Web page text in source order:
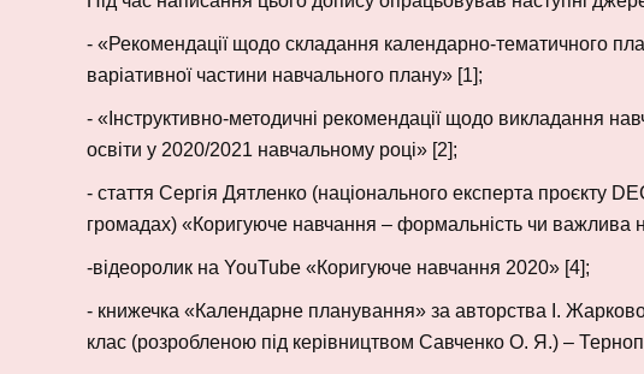
- «Рекомендації щодо складання календарно-тематичного
варіативної частини навчального плану» [1];
- «Інструктивно-методичні рекомендації щодо викладання
освіти у 2020/2021 навчальному році» [2];
- стаття Сергія Дятленко (національного експерта проєкту
громадах) «Коригуюче навчання – формальність чи важлива
-відеоролик на YouTube «Коригуюче навчання 2020» [4];
- книжечка «Календарне планування» за авторства І.
клас (розробленою під керівництвом Савченко О. Я.) –